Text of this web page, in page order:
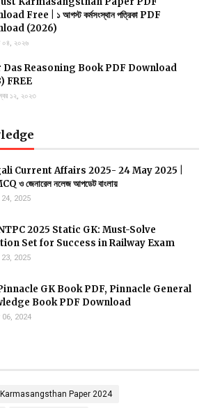
Free | ১ আগস্ট কর্মসংস্থান পত্রিকা PDF
(2026)
০৪, ২০২৬
Das Reasoning Book PDF Download
FREE
১২, ২০২৩
Current Affairs 2025- 24 May 2025 |
ও জেনারেল নলেজ আপডেট বাংলায়
24, 2025
2025 Static GK: Must-Solve
Set for Success in Railway Exam
23, 2025
GK Book PDF, Pinnacle General
Book PDF Download
2024
Karmasangsthan Paper 2024